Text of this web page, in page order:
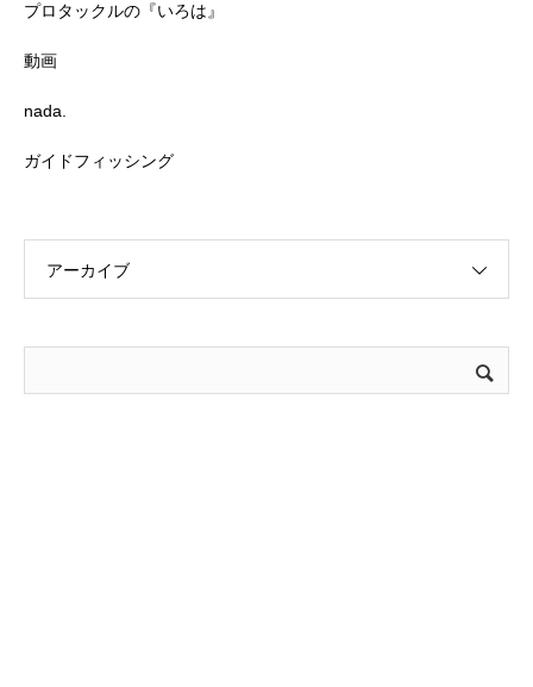
プロタックルの『いろは』
動画
nada.
ガイドフィッシング
アーカイブ